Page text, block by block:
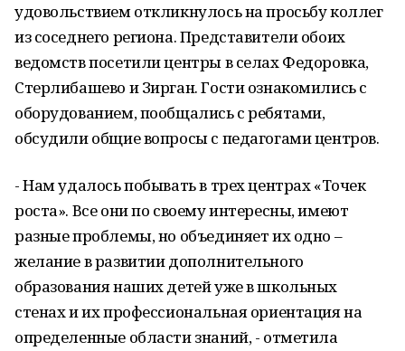
удовольствием откликнулось на просьбу коллег
из соседнего региона. Представители обоих
ведомств посетили центры в селах Федоровка,
Стерлибашево и Зирган. Гости ознакомились с
оборудованием, пообщались с ребятами,
обсудили общие вопросы с педагогами центров.
- Нам удалось побывать в трех центрах «Точек
роста». Все они по своему интересны, имеют
разные проблемы, но объединяет их одно –
желание в развитии дополнительного
образования наших детей уже в школьных
стенах и их профессиональная ориентация на
определенные области знаний, - отметила